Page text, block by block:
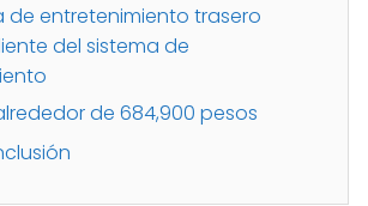
de entretenimiento trasero
del sistema de
de 684,900 pesos